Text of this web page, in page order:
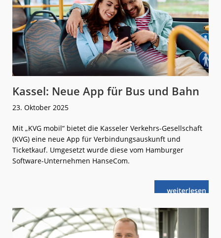
Kassel: Neue App für Bus und Bahn
23. Oktober 2025
Mit „KVG mobil“ bietet die Kasseler Verkehrs-Gesellschaft
(KVG) eine neue App für Verbindungsauskunft und
Ticketkauf. Umgesetzt wurde diese vom Hamburger
Software-Unternehmen HanseCom.
weiterlese
nKassel:
Bus
und
Bahn